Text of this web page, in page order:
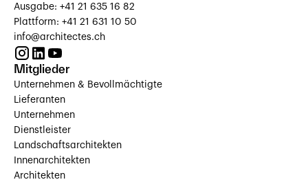
Ausgabe: +41 21 635 16 82
Plattform: +41 21 631 10 50
info@architectes.ch
Mitglieder
Unternehmen & Bevollmächtigte
Lieferanten
Unternehmen
Dienstleister
Landschaftsarchitekten
Innenarchitekten
Architekten